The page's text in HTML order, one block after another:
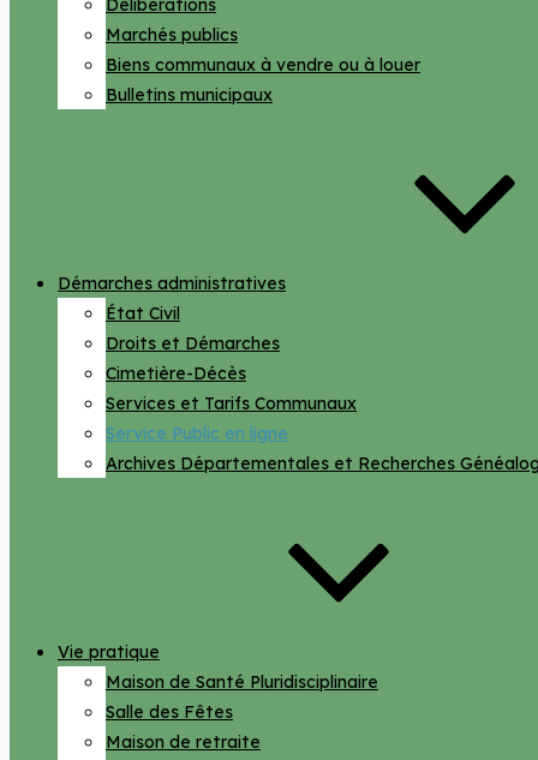
Délibérations
Marchés publics
Biens communaux à vendre ou à louer
Bulletins municipaux
Démarches administratives
État Civil
Droits et Démarches
Cimetière-Décès
Services et Tarifs Communaux
Service Public en ligne
Archives Départementales et Recherches
Vie pratique
Maison de Santé Pluridisciplinaire
Salle des Fêtes
Maison de retraite